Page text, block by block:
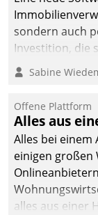
sondern auch
Investition, die
nachhaltige
dieses Ziel
Sabine
Offene Plattform
Alles aus
Alles bei einem
einigen großen
alles aus einer